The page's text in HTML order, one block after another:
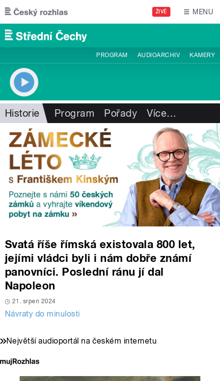
Přejít k hlavnímu obsahu
ŽIVĚ MENU
PROGRAM AUDIOARCHIV KAMERY
Historie Program Pořady Více…
Svatá říše římská existovala 800 let,
jejími vládci byli i nám dobře známí
panovníci. Poslední ránu jí dal
Napoleon
21. srpen 2024
Návraty do minulosti
Největší audioportál na českém internetu